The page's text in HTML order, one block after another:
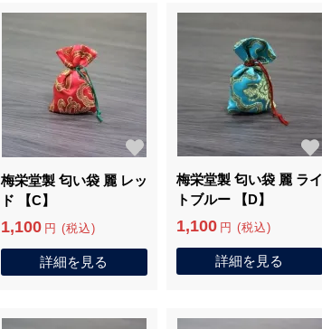
梅栄堂製 匂い袋 麗 レッ
ド 【C】
1,100 円 (税込)
詳細を見る
梅栄堂製 匂い袋 麗 ライ
トブルー 【D】
1,100 円 (税込)
詳細を見る